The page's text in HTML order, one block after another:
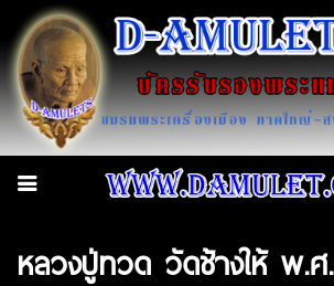
หลวงปู่ทวด วัดช้างให้ พ.ศ